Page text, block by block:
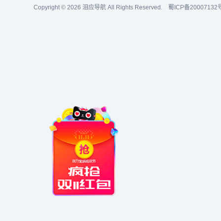
Copyright © 2026 泪应导航 All Rights Reserved. 蜀ICP备20007132